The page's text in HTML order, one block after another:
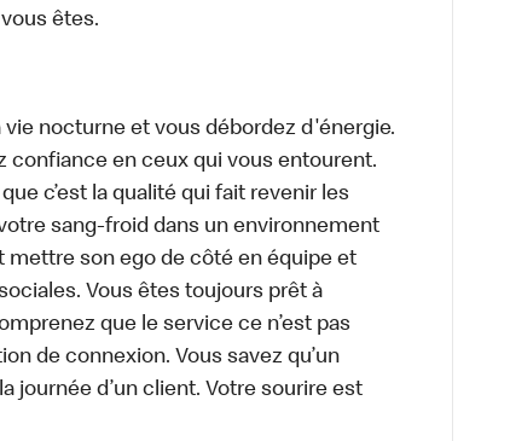
êtes.
nocturne et vous débordez d'énergie.
confiance en ceux qui vous entourent.
c’est la qualité qui fait revenir les
sang-froid dans un environnement
mettre son ego de côté en équipe et
Vous êtes toujours prêt à
que le service ce n’est pas
de connexion. Vous savez qu’un
journée d’un client. Votre sourire est